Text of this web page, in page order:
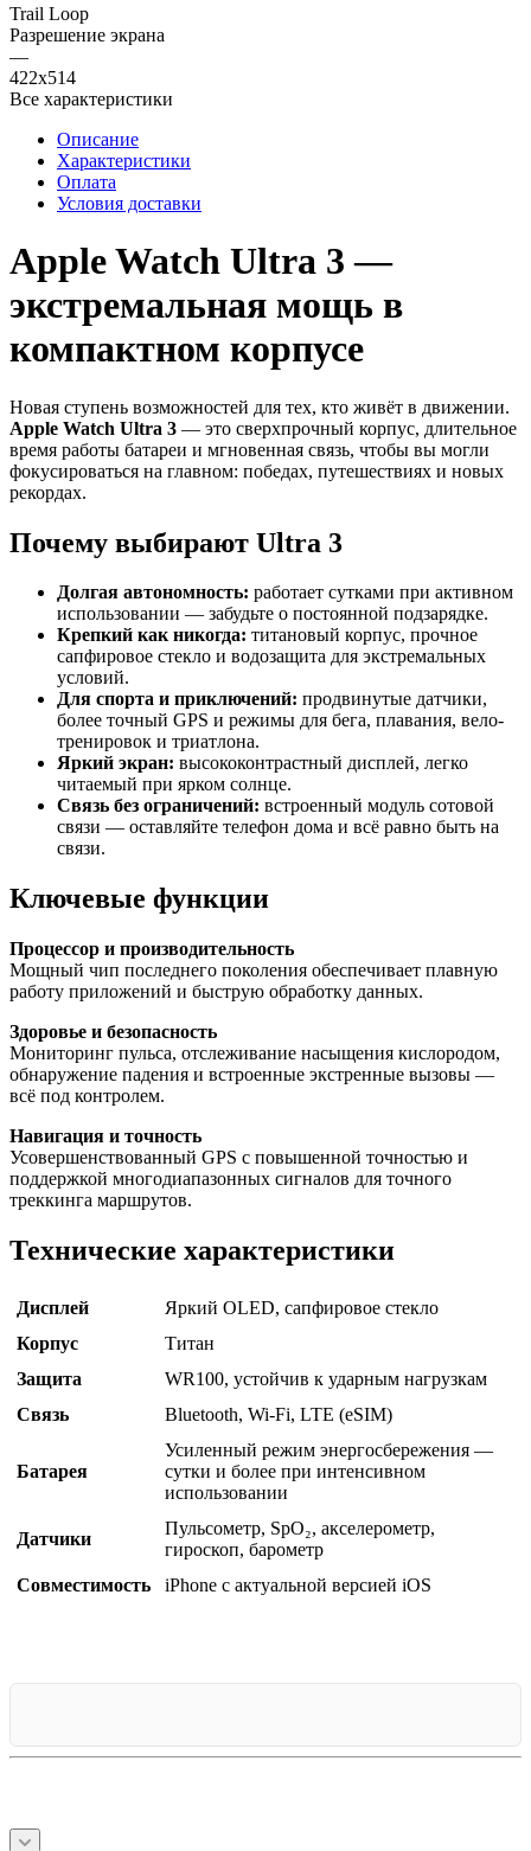
Trail Loop
Разрешение экрана
—
422x514
Все характеристики
Описание
Характеристики
Оплата
Условия доставки
Apple Watch Ultra 3 —
экстремальная мощь в
компактном корпусе
Новая ступень возможностей для тех, кто живёт в движении.
Apple Watch Ultra 3 — это сверхпрочный корпус, длительное
время работы батареи и мгновенная связь, чтобы вы могли
фокусироваться на главном: победах, путешествиях и новых
рекордах.
Почему выбирают Ultra 3
Долгая автономность: работает сутками при активном
использовании — забудьте о постоянной подзарядке.
Крепкий как никогда: титановый корпус, прочное
сапфировое стекло и водозащита для экстремальных
условий.
Для спорта и приключений: продвинутые датчики,
более точный GPS и режимы для бега, плавания, вело-
тренировок и триатлона.
Яркий экран: высококонтрастный дисплей, легко
читаемый при ярком солнце.
Связь без ограничений: встроенный модуль сотовой
связи — оставляйте телефон дома и всё равно быть на
связи.
Ключевые функции
Процессор и производительность
Мощный чип последнего поколения обеспечивает плавную
работу приложений и быструю обработку данных.
Здоровье и безопасность
Мониторинг пульса, отслеживание насыщения кислородом,
обнаружение падения и встроенные экстренные вызовы —
всё под контролем.
Навигация и точность
Усовершенствованный GPS с повышенной точностью и
поддержкой многодиапазонных сигналов для точного
треккинга маршрутов.
Технические характеристики
Дисплей
Яркий OLED, сапфировое стекло
Корпус
Титан
Защита
WR100, устойчив к ударным нагрузкам
Связь
Bluetooth, Wi-Fi, LTE (eSIM)
Батарея
Усиленный режим энергосбережения —
сутки и более при интенсивном
использовании
Датчики
Пульсометр, SpO₂, акселерометр,
гироскоп, барометр
Совместимость
iPhone с актуальной версией iOS